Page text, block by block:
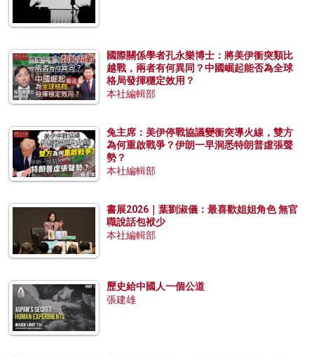
國際關係學者孔永樂博士：將美伊衝突類比
越戰，兩者有何異同？中國崛起能否為全球
格局發揮穩定效用？
本社編輯部
兔主席：美伊停戰協議變衝突導火線，雙方
為何重啟戰爭？伊朗一早洞悉特朗普虛張聲
勢？
本社編輯部
書展2026｜葉劉淑儀：最喜歡姐姐角色 無官
職說話包袱少
本社編輯部
歷史給中國人一個公道
張建雄